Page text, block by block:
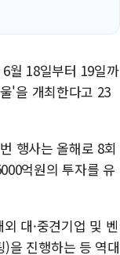
월 18일부터 19일까
'을 개최한다고 23
행사는 올해로 8회
억원의 투자를 유
대·중견기업 및 벤
을 진행하는 등 역대